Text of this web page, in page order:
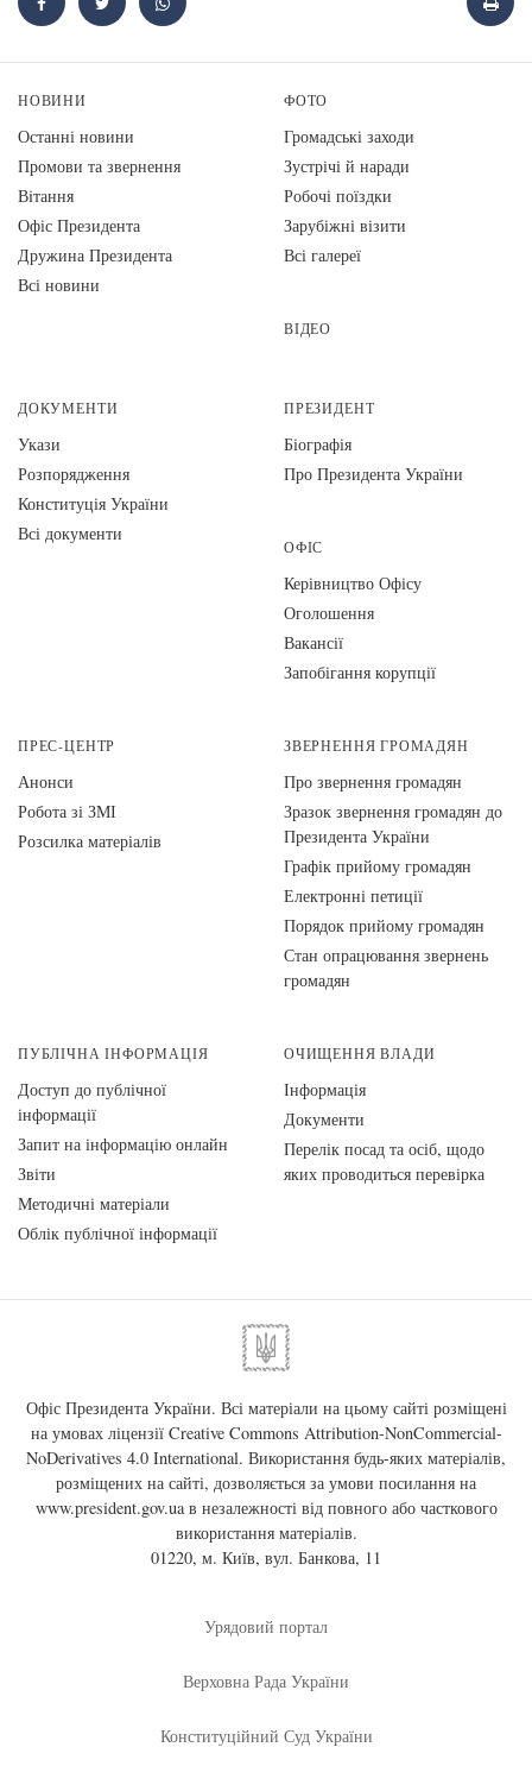
НОВИНИ
Останні новини
Промови та звернення
Вiтання
Офіс Президента
Дружина Президента
Всі новини
ФОТО
Громадські заходи
Зустрічі й наради
Робочі поїздки
Зарубіжні візити
Всі галереї
ВІДЕО
ДОКУМЕНТИ
Укази
Розпорядження
Конституція України
Всі документи
ПРЕЗИДЕНТ
Біографія
Про Президента України
ОФІС
Керівництво Офісу
Оголошення
Вакансії
Запобігання корупції
ПРЕС-ЦЕНТР
Анонси
Робота зі ЗМІ
Розсилка матеріалів
ЗВЕРНЕННЯ ГРОМАДЯН
Про звернення громадян
Зразок звернення громадян до
Президента України
Графік прийому громадян
Електронні петиції
Порядок прийому громадян
Стан опрацювання звернень
громадян
ПУБЛІЧНА ІНФОРМАЦІЯ
Доступ до публічної
інформації
Запит на інформацію онлайн
Звіти
Методичні матеріали
Облік публічної інформації
ОЧИЩЕННЯ ВЛАДИ
Інформація
Документи
Перелік посад та осіб, щодо
яких проводиться перевірка
Офіс Президента України. Всі матеріали на цьому сайті розміщені
на умовах ліцензії Creative Commons Attribution-NonCommercial-
NoDerivatives 4.0 International. Використання будь-яких матеріалів,
розміщених на сайті, дозволяється за умови посилання на
www.president.gov.uaв незалежності від повного або часткового
використання матеріалів.
01220, м. Київ, вул. Банкова, 11
Урядовий портал
Верховна Рада України
Конституційний Суд України